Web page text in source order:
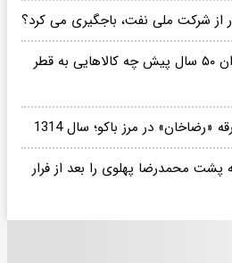
از شرکت ملی نفت، باجگیری می کرد؟
سفر در زمان؛ ببینید ایران ۵۰ سال پیش چه کالاهایی به قطر
«رضاخان» در مرز باکو؛ سال 1314
پشت محمدرضا پهلوی را بعد از فرار